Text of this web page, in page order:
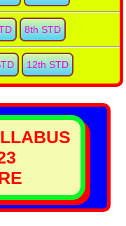
8th STD
12th STD